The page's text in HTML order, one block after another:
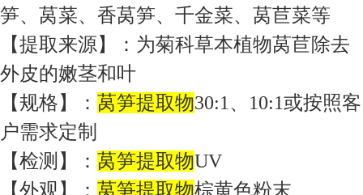
笋、莴菜、香莴笋、千金菜、莴苣菜等
【提取来源】：为菊科草本植物莴苣除去
外皮的嫩茎和叶
【规格】： 莴笋提取物30:1、10:1或按照客
户需求定制
【检测】： 莴笋提取物UV
【外观】： 莴笋提取物棕黄色粉末